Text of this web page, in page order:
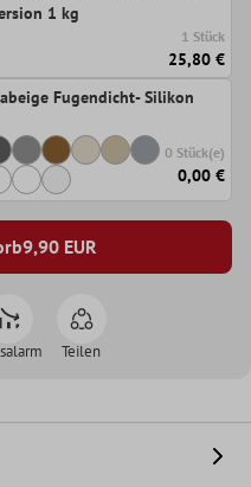
1 kg
1 Stück
25,80 €
Fugendicht- Silikon
0 Stück(e)
0,00 €
9,90EUR
Teilen